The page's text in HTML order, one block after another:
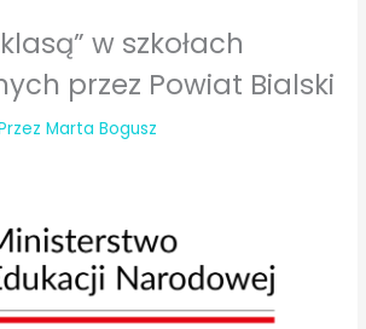
w szkołach
przez Powiat Bialski
Marta Bogusz